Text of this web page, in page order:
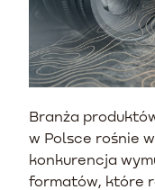
Branża
w Polsce rośnie
konkurencja
formatów, które